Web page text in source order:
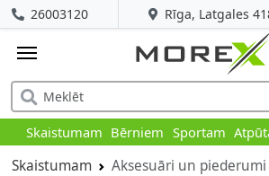
Rīga, Latgales
26003120
Skaistumam Bērniem Sportam
Skaistumam Aksesuāri un piederumi